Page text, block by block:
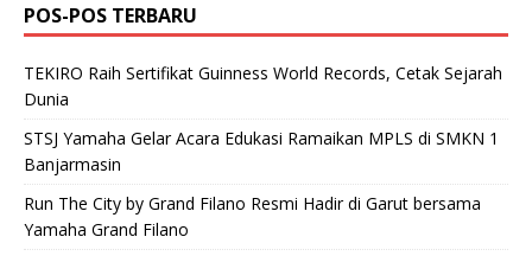
POS-POS TERBARU
TEKIRO Raih Sertifikat Guinness World Records, Cetak Sejarah
Dunia
STSJ Yamaha Gelar Acara Edukasi Ramaikan MPLS di SMKN 1
Banjarmasin
Run The City by Grand Filano Resmi Hadir di Garut bersama
Yamaha Grand Filano